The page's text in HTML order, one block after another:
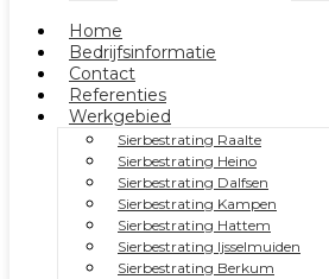
Home
Bedrijfsinformatie
Contact
Referenties
Werkgebied
Sierbestrating Raalte
Sierbestrating Heino
Sierbestrating Dalfsen
Sierbestrating Kampen
Sierbestrating Hattem
Sierbestrating Ijsselmuiden
Sierbestrating Berkum